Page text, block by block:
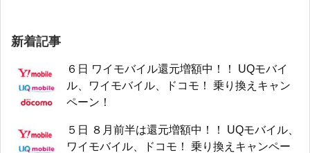
新着記事
６日 ワイモバイル還元増額中！！ UQモバイ
ル、ワイモバイル、ドコモ！ 乗り換えキャン
ペーン！
５日 ８月前半は還元増額中！！ UQモバイル、
ワイモバイル、ドコモ！ 乗り換えキャンペー